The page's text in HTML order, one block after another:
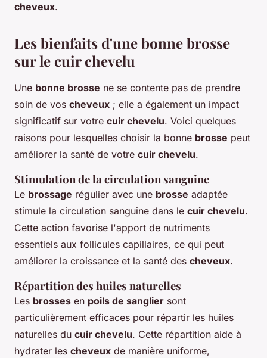
cheveux.
Les bienfaits d'une bonne brosse
sur le cuir chevelu
Une bonne brosse ne se contente pas de prendre
soin de vos cheveux ; elle a également un impact
significatif sur votre cuir chevelu. Voici quelques
raisons pour lesquelles choisir la bonne brosse peut
améliorer la santé de votre cuir chevelu.
Stimulation de la circulation sanguine
Le brossage régulier avec une brosse adaptée
stimule la circulation sanguine dans le cuir chevelu.
Cette action favorise l'apport de nutriments
essentiels aux follicules capillaires, ce qui peut
améliorer la croissance et la santé des cheveux.
Répartition des huiles naturelles
Les brosses en poils de sanglier sont
particulièrement efficaces pour répartir les huiles
naturelles du cuir chevelu. Cette répartition aide à
hydrater les cheveux de manière uniforme,